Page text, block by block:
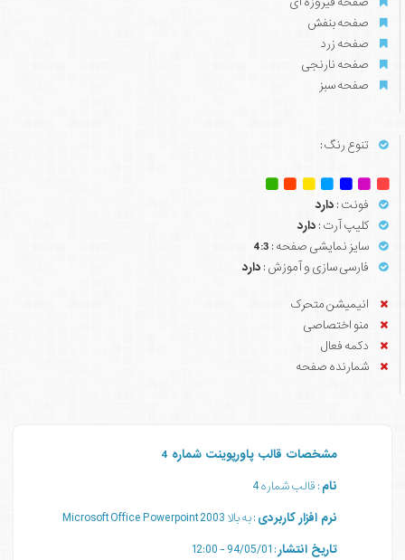
صفحه بنفش
صفحه زرد
صفحه نارنجی
صفحه سبز
تنوع رنگ :
فونت : دارد
کلیپ آرت : دارد
سایز نمایشی صفحه : 4:3
فارسی سازی و آموزش : دارد
انیمیشن متحرک
منو اختصاصی
دکمه فعال
شمارنده صفحه
مشخصات قالب پاورپوینت شماره 4
نام : قالب شماره 4
نرم افزار کاربردی : به بالا 2003 Microsoft Office Powerpoint
تاریخ انتشار: 94/05/01 - 12:00